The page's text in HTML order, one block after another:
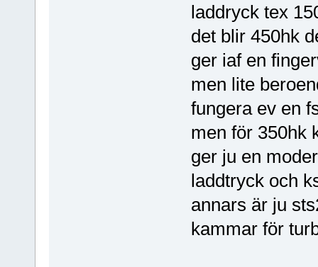
laddryck tex
det blir 450hk
ger iaf en
men lite
fungera ev en
men för 350hk
ger ju en
laddtryck och
annars är ju
kammar för